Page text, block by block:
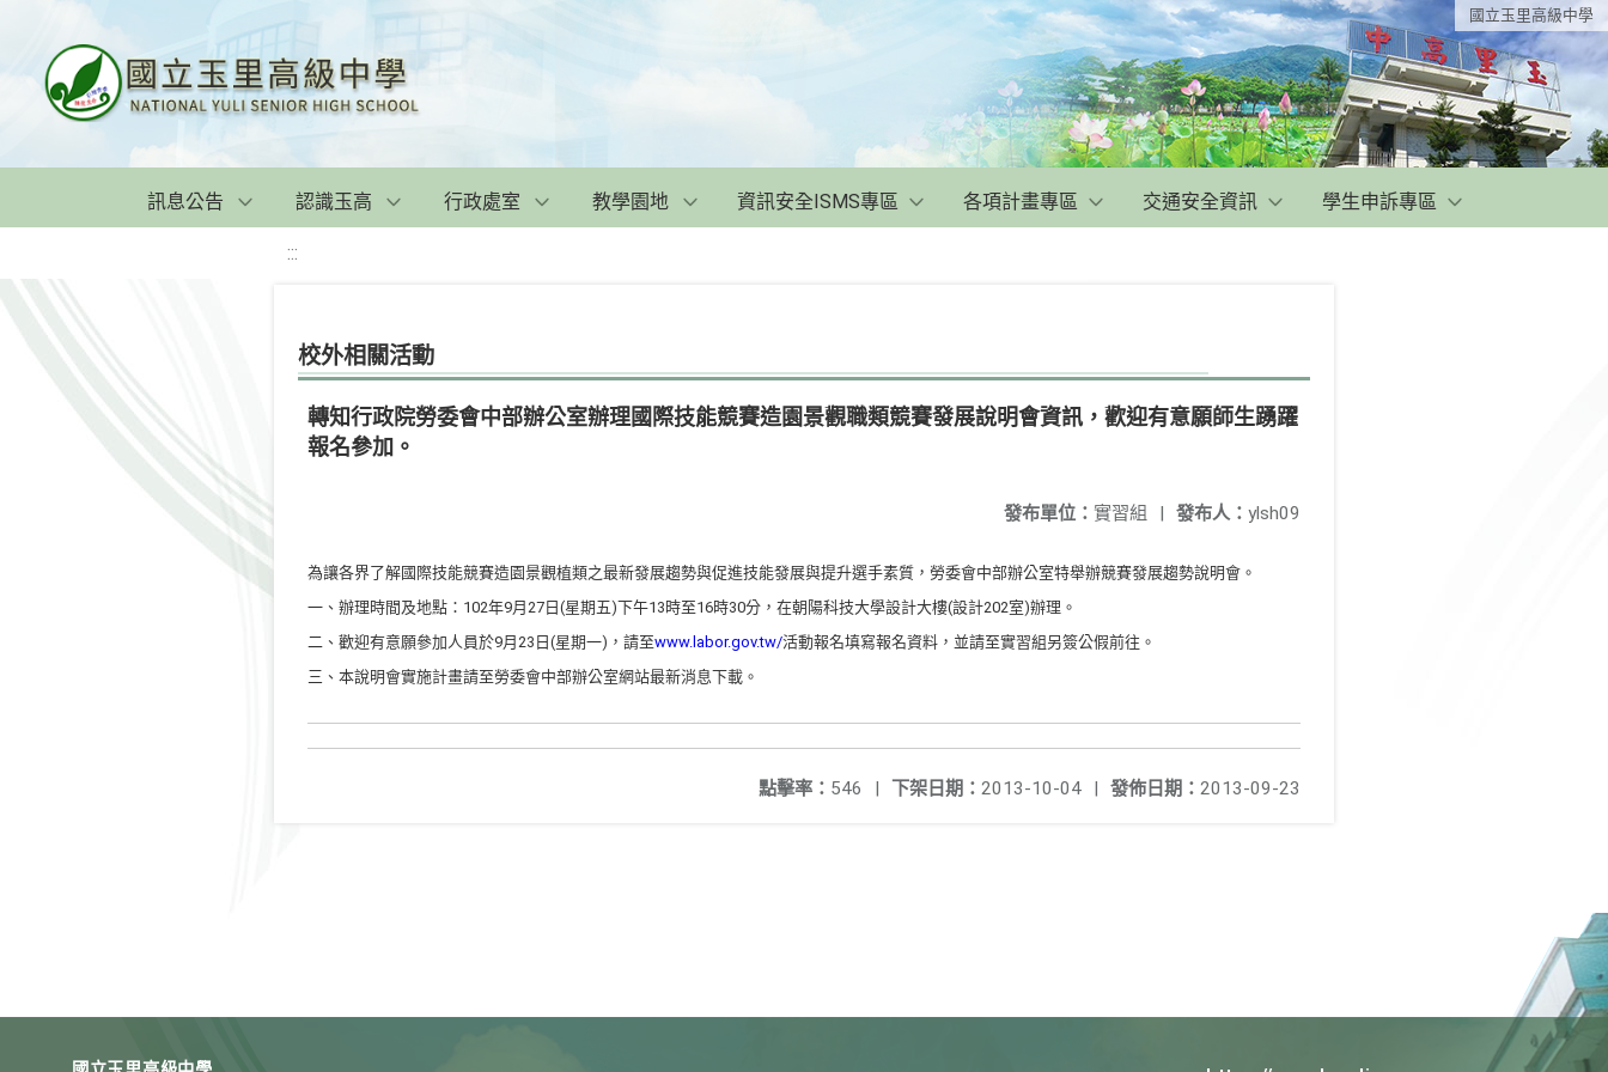
國立玉里高級中學
訊息公告 認識玉高 行政處室 教學園地 資訊安全ISMS專區 各項計畫專區 交通安全資訊 學生申訴專區
:::
校外相關活動
轉知行政院勞委會中部辦公室辦理國際技能競賽造園景觀職類競賽發展說明會資訊，歡迎有意願師生踴躍
報名參加。
發布人： ylsh09
發布單位： 實習組 |
為讓各界了解國際技能競賽造園景觀植類之最新發展趨勢與促進技能發展與提升選手素質，勞委會中部辦公室特舉辦競賽發展趨勢說明會。
一、辦理時間及地點：102年9月27日(星期五)下午13時至16時30分，在朝陽科技大學設計大樓(設計202室)辦理。
二、歡迎有意願參加人員於9月23日(星期一)，請至www.labor.gov.tw/活動報名填寫報名資料，並請至實習組另簽公假前往。
三、本說明會實施計畫請至勞委會中部辦公室網站最新消息下載。
發佈日期： 2013-09-23
下架日期： 2013-10-04 |
點擊率： 546 |